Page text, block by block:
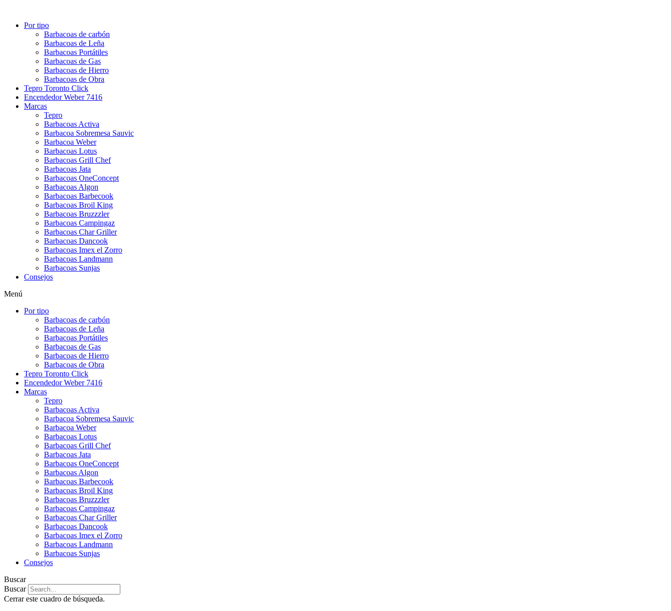
Por tipo
Barbacoas de carbón
Barbacoas de Leña
Barbacoas Portátiles
Barbacoas de Gas
Barbacoas de Hierro
Barbacoas de Obra
Tepro Toronto Click
Encendedor Weber 7416
Marcas
Tepro
Barbacoas Activa
Barbacoa Sobremesa Sauvic
Barbacoa Weber
Barbacoas Lotus
Barbacoas Grill Chef
Barbacoas Jata
Barbacoas OneConcept
Barbacoas Algon
Barbacoas Barbecook
Barbacoas Broil King
Barbacoas Bruzzzler
Barbacoas Campingaz
Barbacoas Char Griller
Barbacoas Dancook
Barbacoas Imex el Zorro
Barbacoas Landmann
Barbacoas Sunjas
Consejos
Menú
Por tipo
Barbacoas de carbón
Barbacoas de Leña
Barbacoas Portátiles
Barbacoas de Gas
Barbacoas de Hierro
Barbacoas de Obra
Tepro Toronto Click
Encendedor Weber 7416
Marcas
Tepro
Barbacoas Activa
Barbacoa Sobremesa Sauvic
Barbacoa Weber
Barbacoas Lotus
Barbacoas Grill Chef
Barbacoas Jata
Barbacoas OneConcept
Barbacoas Algon
Barbacoas Barbecook
Barbacoas Broil King
Barbacoas Bruzzzler
Barbacoas Campingaz
Barbacoas Char Griller
Barbacoas Dancook
Barbacoas Imex el Zorro
Barbacoas Landmann
Barbacoas Sunjas
Consejos
Buscar
Buscar
Cerrar este cuadro de búsqueda.